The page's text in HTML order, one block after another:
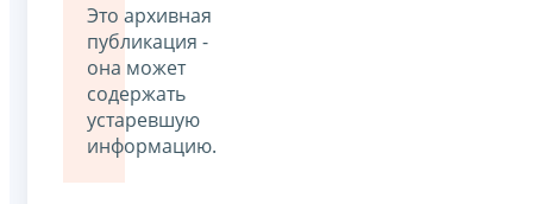
Это архивная
публикация -
она может
содержать
устаревшую
информацию.